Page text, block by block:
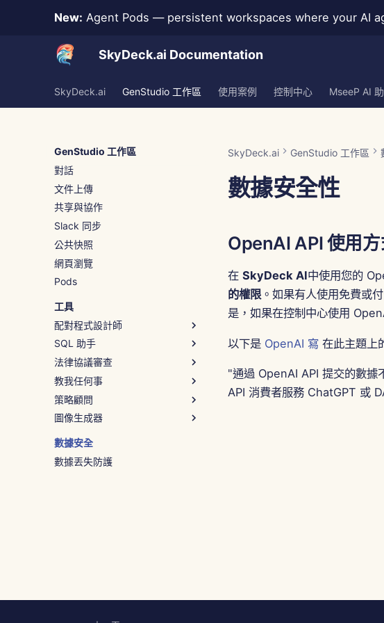
New: Agent Pods — persistent workspaces where your AI
SkyDeck.ai Documentation
SkyDeck.ai GenStudio 工作區 使用案例 控制中心 MseeP AI
GenStudio 工作區
對話
文件上傳
共享與協作
Slack 同步
公共快照
網頁瀏覽
Pods
工具
配對程式設計師
如何使用
範例 – Python 腳本協助
SQL 助手
如何使用
範例 – 查詢除錯
法律協議審查
如何使用
範例 – NDA 條款
教我任何事
如何使用
範例 – 程式設計入門
策略顧問
如何使用
範例 – 員工留任
圖像生成器
如何使用
範例 – 冬季仙境
數據安全
數據丟失防護
SkyDeck.ai GenStudio 工作區
數據安全性
OpenAI API 使用
在 SkyDeck AI中使用您的
的權限 。如果有人使用免費或
是，如果在控制中心使用
以下是 OpenAI 寫 在此主題上
"通過 OpenAI API 提交的數據
API 消費者服務 ChatGPT 或